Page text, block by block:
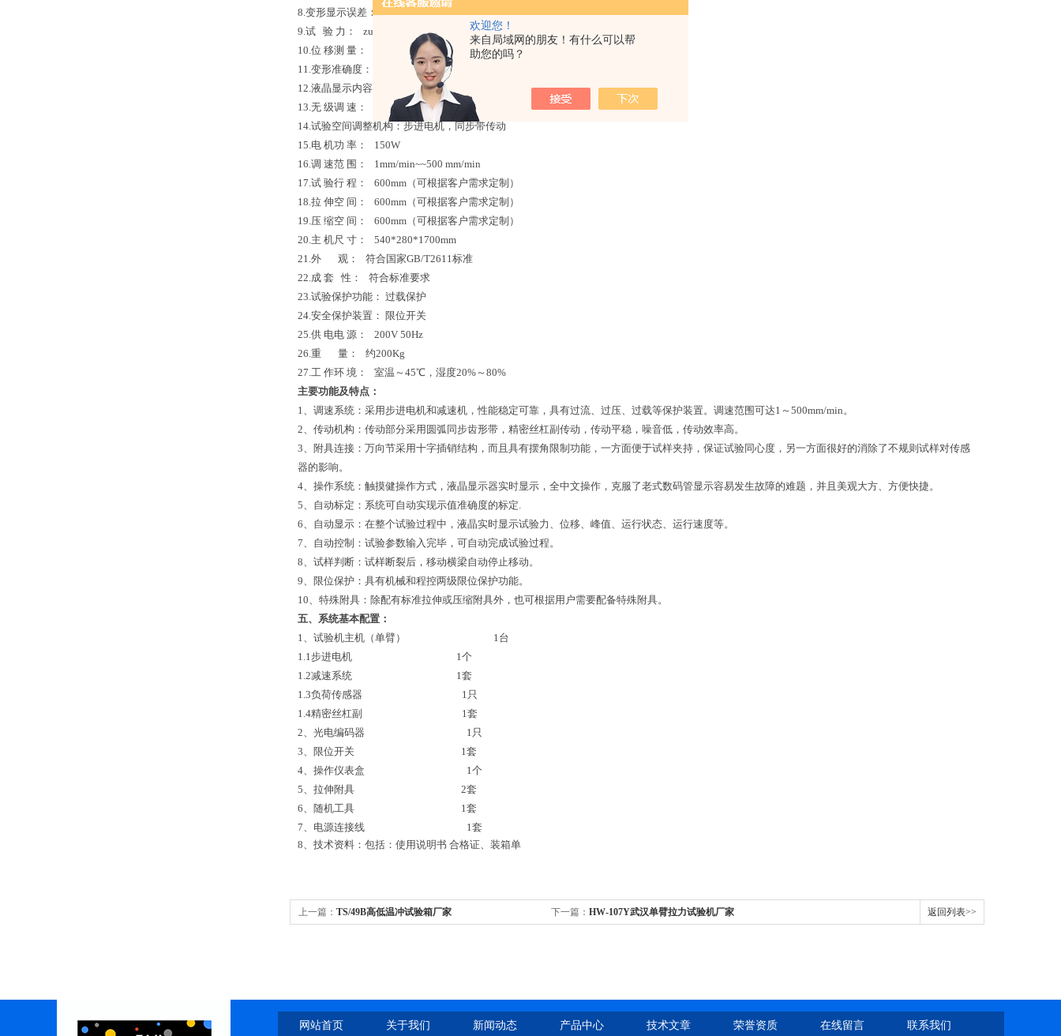
欢迎您！
来自局域网的朋友！有什么可以帮
助您的吗？
8.变形显示误差：≤±（50+0.15L）
9.试 验 力：
zui小分辨力0.01N
10.位 移测 量：
分辨率为0.01mm
11.变形准确度：
优于±1%
12.液晶显示内容：试验力、位移、峰值、运行状态、运行速度等
13.无 级调 速：
采用直流步进电机及控制系统
14.试验空间调整机构：步进电机，同步带传动
15.电 机功 率：
150W
16.调 速范 围：
1mm/min~~500 mm/min
17.试 验行 程：
600mm （可根据客户需求定制）
18.拉 伸空 间：
600mm （可根据客户需求定制）
19.压 缩空 间：
600mm （可根据客户需求定制）
20.主 机尺 寸：
540*280*1700mm
21.外
观：
符合国家GB/T2611标准
22.成 套 性：
符合标准要求
23.试验保护功能： 过载保护
24.安全保护装置： 限位开关
25.供 电电 源：
200V 50Hz
26.重
量：
约200Kg
27.工 作环 境：
室温～45℃，湿度20%～80%
主要功能及特点：
1、调速系统：采用步进电机和减速机，性能稳定可靠，具有过流、过压、过载等保护装置。调速范围可达1～500mm/min。
2、传动机构：传动部分采用圆弧同步齿形带，精密丝杠副传动，传动平稳，噪音低，传动效率高。
3、附具连接：万向节采用十字插销结构，而且具有摆角限制功能，一方面便于试样夹持，保证试验同心度，另一方面很好的消除了不规则试样对传感
器的影响。
4、操作系统：触摸健操作方式，液晶显示器实时显示，全中文操作，克服了老式数码管显示容易发生故障的难题，并且美观大方、方便快捷。
5、自动标定：系统可自动实现示值准确度的标定.
6、自动显示：在整个试验过程中，液晶实时显示试验力、位移、峰值、运行状态、运行速度等。
7、自动控制：试验参数输入完毕，可自动完成试验过程。
8、试样判断：试样断裂后，移动横梁自动停止移动。
9、限位保护：具有机械和程控两级限位保护功能。
10、特殊附具：除配有标准拉伸或压缩附具外，也可根据用户需要配备特殊附具。
五、系统基本配置：
1、试验机主机（单臂）
1台
1.1步进电机 1个
1.2减速系统 1套
1.3负荷传感器 1只
1.4精密丝杠副
1套
2、光电编码器 1只
3、限位开关 1套
4、操作仪表盒 1个
5、拉伸附具 2套
6、随机工具 1套
7、电源连接线 1套
8、技术资料：包括：使用说明书 合格证、装箱单
上一篇： TS/49B高低温冲试验箱厂家 下一篇： HW-107Y武汉单臂拉力试验机厂家 返回列表>>
网站首页 关于我们 新闻动态 产品中心 技术文章 荣誉资质 在线留言 联系我们